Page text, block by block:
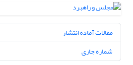
مقالات آماده انتشار
شماره جاری